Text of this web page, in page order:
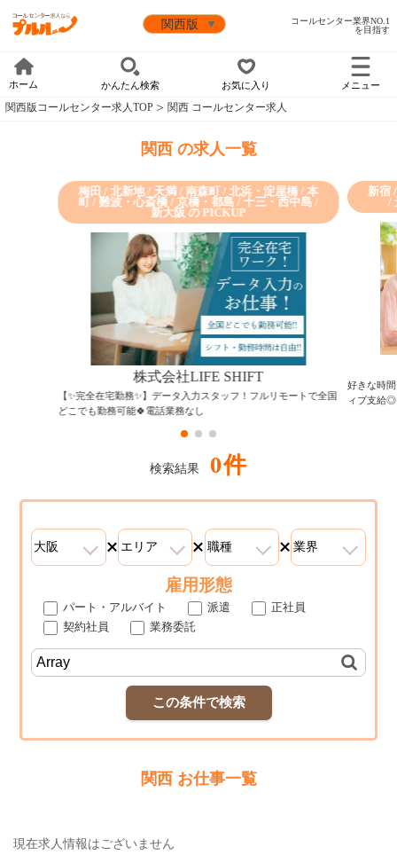
コールセンター業界NO.1
を目指す
ホーム かんたん検索 お気に入り メニュー
関西版コールセンター求人TOP 関西 コールセンター求人
関西 の求人一覧
梅田 / 北新地 / 天満 / 南森町 / 北浜・淀屋橋 / 本
町 / 難波・心斎橋 / 京橋・都島 / 十三・西中島 /
新大阪 の PICKUP
株式会社LIFE SHIFT
【✨完全在宅勤務✨】データ入力スタッフ！フルリモートで全国
どこでも勤務可能🍀電話業務なし
新宿
/
好きな時
ィブ支給◎
検索結果 0件
雇用形態
パート・アルバイト 派遣
正社員
契約社員
業務委託
この条件で検索
関西 お仕事一覧
現在求人情報はございません